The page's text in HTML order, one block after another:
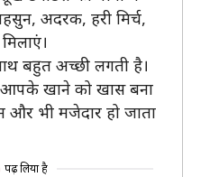
अदरक, हरी मिर्च,
बहुत अच्छी लगती है।
आपके खाने को खास बना
भी मजेदार हो जाता
पढ़ लिया है